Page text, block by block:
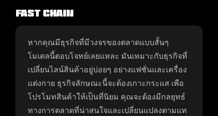
Fast Chain
หากคุณมีธุรกิจที่มีวงจรของตลาดแบบสั้นๆ
โมเดลนี้ตอบโจทย์เลยแหละ มันเหมาะกับธุรกิจที่
เปลี่ยนไลน์สินค้าอยู่บ่อยๆ อย่างแฟชั่นและเครื่อง
แต่งกาย ธุรกิจลักษณะนี้จะต้องเกาะกระแส เพือ
โปรโมทสินค้าให้เป็นที่นิยม คุณจะต้องมีกลยุทธ์
ทางการตลาดที่น่าสนใจและเปลี่ยนแปลงตามแท